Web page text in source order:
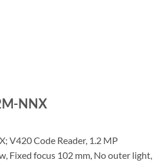
NNX
V420 Code Reader, 1.2 MP
Fixed focus 102 mm, No outer light,